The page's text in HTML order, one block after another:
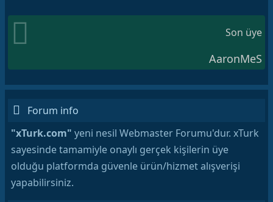
Son üye
AaronMeS
Forum info
"xTurk.com" yeni nesil Webmaster Forumu'dur. xTurk
sayesinde tamamiyle onaylı gerçek kişilerin üye
olduğu platformda güvenle ürün/hizmet alışverişi
yapabilirsiniz.